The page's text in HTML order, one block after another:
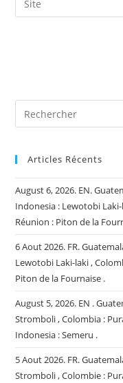
comment
address
l’URL
Articles Récents
August 6, 2026. EN.
Indonesia : Lewotobi
Réunion : Piton de la
6 Aout 2026. FR.
Lewotobi Laki-laki ,
Piton de la Fournaise .
August 5, 2026. EN .
Stromboli , Colombia :
Indonesia : Semeru .
5 Aout 2026. FR.
Stromboli , Colombie :